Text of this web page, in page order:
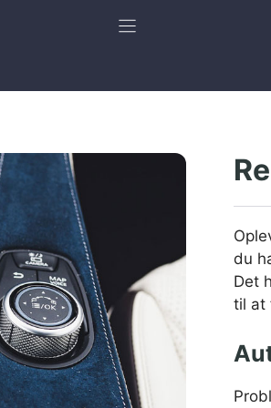
du
Det
til at